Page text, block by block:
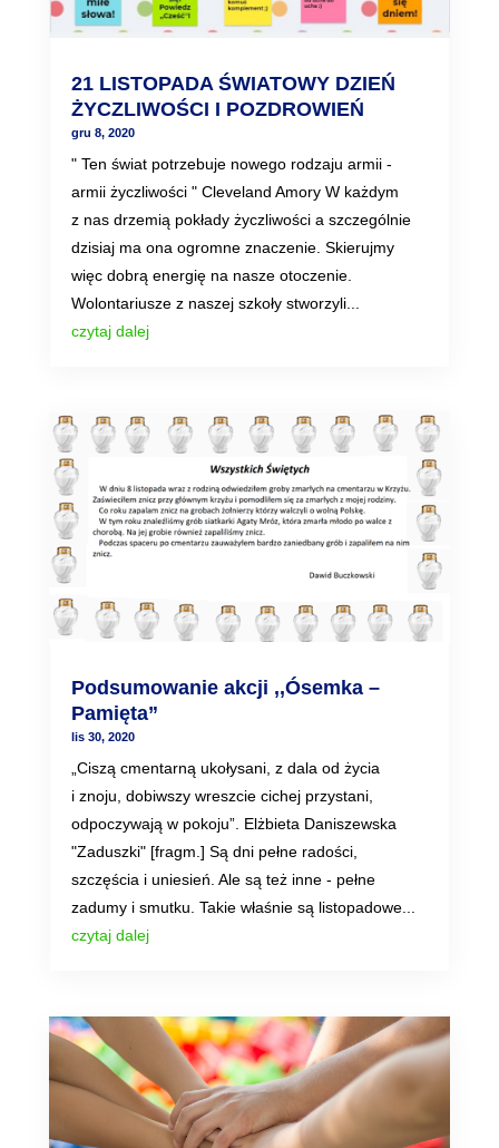
21 LISTOPADA ŚWIATOWY DZIEŃ
ŻYCZLIWOŚCI I POZDROWIEŃ
gru 8, 2020
" Ten świat potrzebuje nowego rodzaju armii -
armii życzliwości " Cleveland Amory W każdym
z nas drzemią pokłady życzliwości a szczególnie
dzisiaj ma ona ogromne znaczenie. Skierujmy
więc dobrą energię na nasze otoczenie.
Wolontariusze z naszej szkoły stworzyli...
czytaj dalej
Podsumowanie akcji ,,Ósemka –
Pamięta”
lis 30, 2020
„Ciszą cmentarną ukołysani, z dala od życia
i znoju, dobiwszy wreszcie cichej przystani,
odpoczywają w pokoju”. Elżbieta Daniszewska
"Zaduszki" [fragm.] Są dni pełne radości,
szczęścia i uniesień. Ale są też inne - pełne
zadumy i smutku. Takie właśnie są listopadowe...
czytaj dalej